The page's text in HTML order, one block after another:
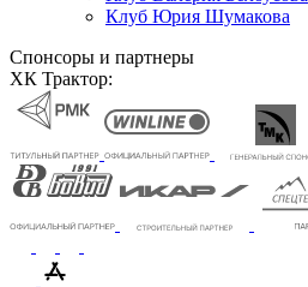
Клуб Юрия Шумакова
Спонсоры и партнеры
ХК Трактор: